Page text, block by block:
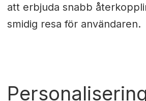
att erbjuda snabb
smidig resa för användaren.